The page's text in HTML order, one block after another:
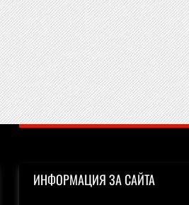
ИНФОРМАЦИЯ ЗА САЙТА